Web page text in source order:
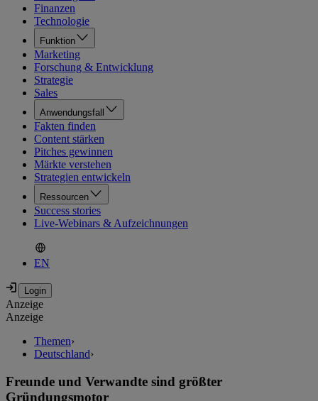
Finanzen
Technologie
Funktion
Marketing
Forschung & Entwicklung
Strategie
Sales
Anwendungsfall
Fakten finden
Content stärken
Pitches gewinnen
Märkte verstehen
Strategien entwickeln
Ressourcen
Success stories
Live-Webinars & Aufzeichnungen
EN
Anzeige
Anzeige
Themen›
Deutschland›
Freunde und Verwandte sind größter
Gründungsmotor